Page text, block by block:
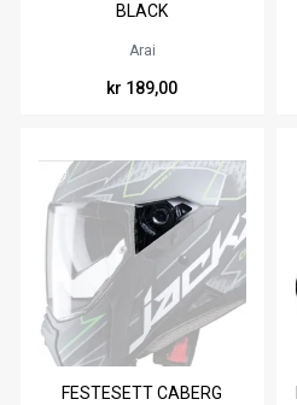
BLACK
Arai
kr 189,00
FESTESETT CABERG